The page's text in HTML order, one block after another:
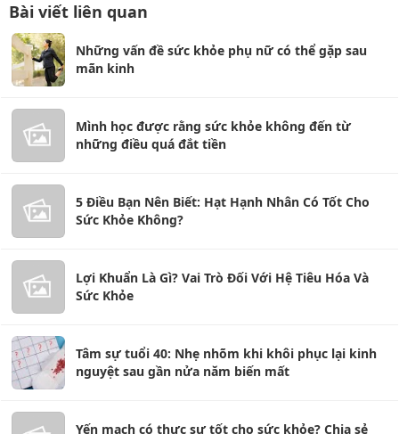
Bài viết liên quan
Những vấn đề sức khỏe phụ nữ có thể gặp sau
mãn kinh
Mình học được rằng sức khỏe không đến từ
những điều quá đắt tiền
5 Điều Bạn Nên Biết: Hạt Hạnh Nhân Có Tốt Cho
Sức Khỏe Không?
Lợi Khuẩn Là Gì? Vai Trò Đối Với Hệ Tiêu Hóa Và
Sức Khỏe
Tâm sự tuổi 40: Nhẹ nhõm khi khôi phục lại kinh
nguyệt sau gần nửa năm biến mất
Yến mạch có thực sự tốt cho sức khỏe? Chia sẻ